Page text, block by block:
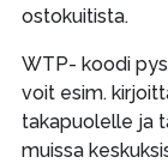
ostokuitista.
WTP- koodi
voit esim.
takapuolelle ja
muissa